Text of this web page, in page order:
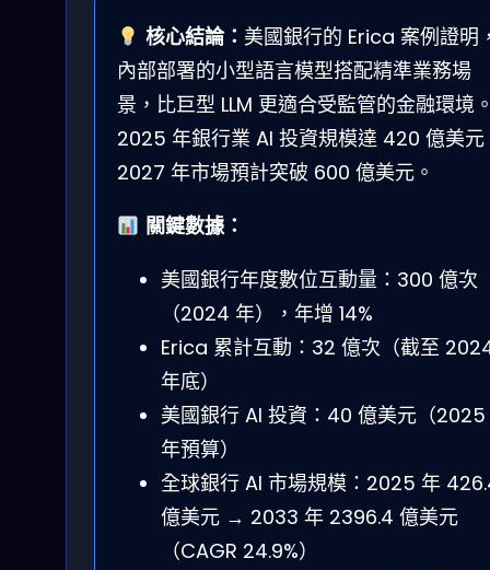
核心結論： 美國銀行的 Erica 案例證明
內部部署的小型語言模型搭配精準業務場
景，比巨型 LLM 更適合受監管的金融環境
2025 年銀行業 AI 投資規模達 420 億美元
2027 年市場預計突破 600 億美元。
關鍵數據：
美國銀行年度數位互動量：300 億次
（2024 年），年增 14%
Erica 累計互動：32 億次（截至
年底）
美國銀行 AI 投資：40 億美元（2025
年預算）
全球銀行 AI 市場規模：2025 年
億美元 → 2033 年 2396.4 億美元
（CAGR 24.9%）